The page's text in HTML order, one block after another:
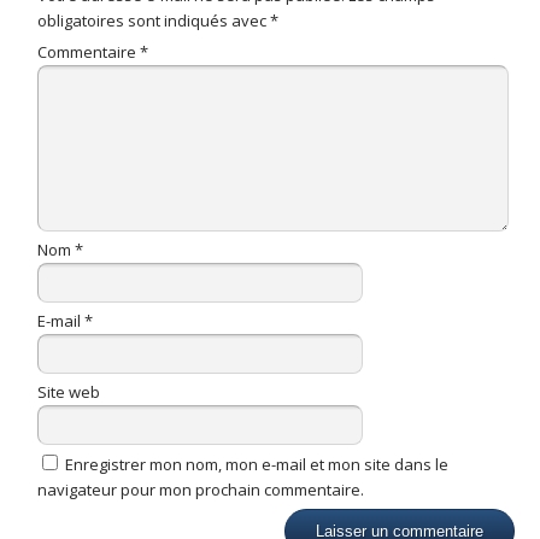
obligatoires sont indiqués avec*
Commentaire*
Nom*
E-mail*
Site web
Enregistrer mon nom, mon e-mail et mon site dans le
navigateur pour mon prochain commentaire.